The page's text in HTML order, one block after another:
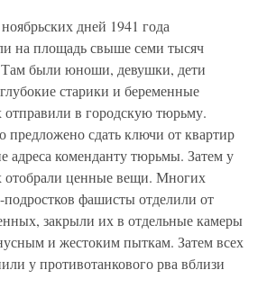
дней 1941 года
на площадь свыше семи тысяч
были юноши, девушки, дети
старики и беременные
в городскую тюрьму.
сдать ключи от квартир
адреса коменданту тюрьмы. Затем у
отобрали ценные вещи. Многих
фашисты отделили от
закрыли их в отдельные камеры
и жестоким пыткам. Затем всех
у противотанкового рва вблизи